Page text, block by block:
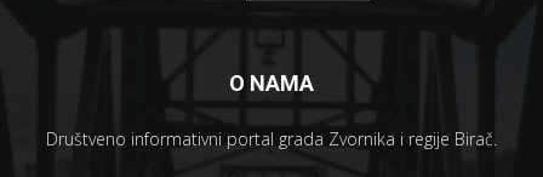
O NAMA
Društveno informativni portal grada Zvornika i regije Birač.